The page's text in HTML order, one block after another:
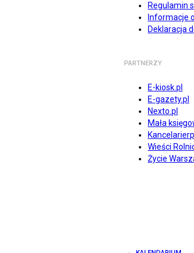
Regulamin
Informacje
Deklaracja
PARTNERZY
E-kiosk.pl
E-gazety.pl
Nexto.pl
Mała
Wieści
Życie